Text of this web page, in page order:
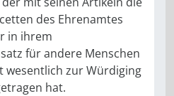
des Ehrenamtes
in ihrem
für andere Menschen
zur Würdiging
hat.